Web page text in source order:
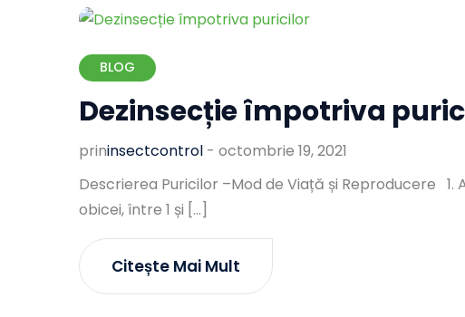
BLOG
Dezinsecție împotriva
prinInsectcontrol - octombrie 19, 2021
Descrierea Puricilor –Mod de Viață și Reproducere 1.
obicei, între 1 și […]
Citește Mai Mult